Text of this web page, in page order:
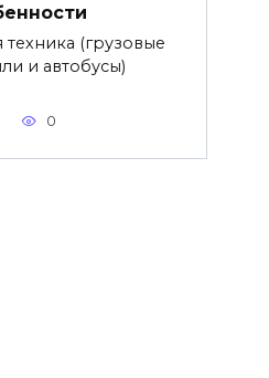
техника (грузовые
и автобусы)
0